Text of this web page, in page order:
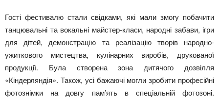
Гості фестивалю стали свідками, які мали змогу побачити
танцювальні та вокальні майстер-класи, народні забави, ігри
для дітей, демонстрацію та реалізацію творів народно-
ужиткового мистецтва, кулінарних виробів, друкованої
продукції. Була створена зона дитячого дозвілля
«Кіндерляндія». Також, усі бажаючі могли зробити професійні
фотознімки на довгу пам’ять в спеціальній фотозоні.